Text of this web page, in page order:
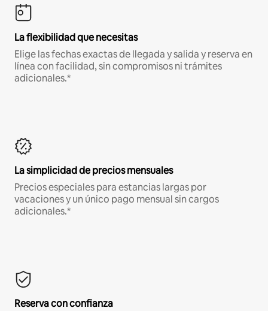
La flexibilidad que necesitas
Elige las fechas exactas de llegada y salida y reserva en
línea con facilidad, sin compromisos ni trámites
adicionales.*
La simplicidad de precios mensuales
Precios especiales para estancias largas por
vacaciones y un único pago mensual sin cargos
adicionales.*
Reserva con confianza